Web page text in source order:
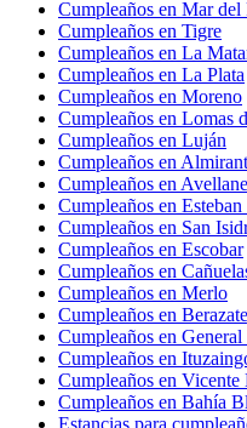
Cumpleaños en Mar del
Cumpleaños en Tigre
Cumpleaños en La
Cumpleaños en La Plata
Cumpleaños en Moreno
Cumpleaños en Lomas
Cumpleaños en Luján
Cumpleaños en
Cumpleaños en
Cumpleaños en
Cumpleaños en San
Cumpleaños en Escobar
Cumpleaños en
Cumpleaños en Merlo
Cumpleaños en
Cumpleaños en
Cumpleaños en
Cumpleaños en Vicente
Cumpleaños en Bahía
Estancias para